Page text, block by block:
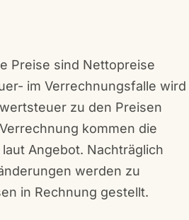
Preise sind Nettopreise
im Verrechnungsfalle wird
zu den Preisen
kommen die
Angebot. Nachträglich
werden zu
in Rechnung gestellt.